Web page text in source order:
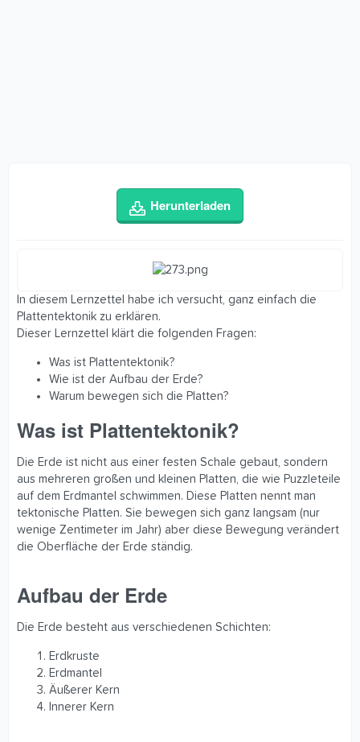
Herunterladen
In diesem Lernzettel habe ich versucht, ganz einfach die
Plattentektonik zu erklären.
Dieser Lernzettel klärt die folgenden Fragen:
Was ist Plattentektonik?
Wie ist der Aufbau der Erde?
Warum bewegen sich die Platten?
Was ist Plattentektonik?​
Die Erde ist nicht aus einer festen Schale gebaut, sondern
aus mehreren großen und kleinen Platten, die wie Puzzleteile
auf dem Erdmantel schwimmen. Diese Platten nennt man
tektonische Platten. Sie bewegen sich ganz langsam (nur
wenige Zentimeter im Jahr) aber diese Bewegung verändert
die Oberfläche der Erde ständig.
Aufbau der Erde​
Die Erde besteht aus verschiedenen Schichten:
Erdkruste
Erdmantel
Äußerer Kern
Innerer Kern